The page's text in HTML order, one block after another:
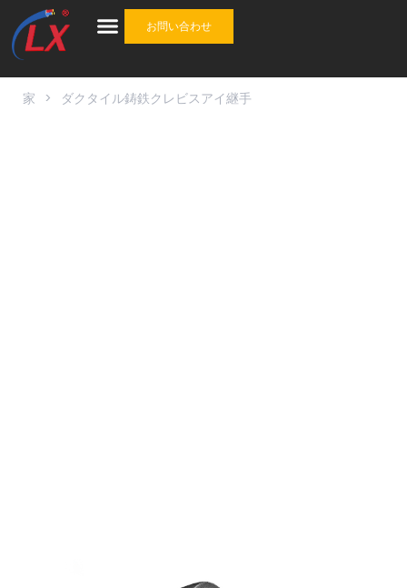
お問い合わせ
家 > ダクタイル鋳鉄クレビスアイ継手